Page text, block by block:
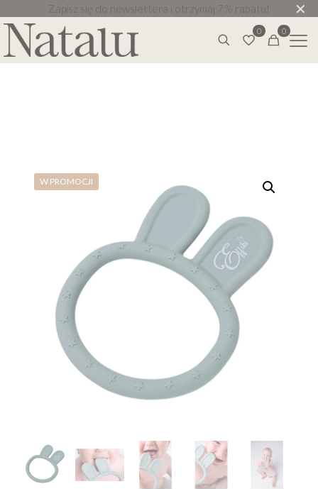
Zapisz się do newslettera i otrzymaj 7% rabatu! ✕
0 0
W PROMOCJI